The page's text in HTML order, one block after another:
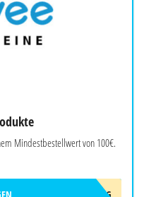
Mindestbestellwert von 100€.